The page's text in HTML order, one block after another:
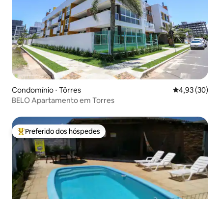
Condomínio ⋅ Tôrres 4,93 de uma
4,93 (30)
BELO Apartamento em Torres
Entre os melhores preferidos dos hóspedes
Preferido dos hóspedes